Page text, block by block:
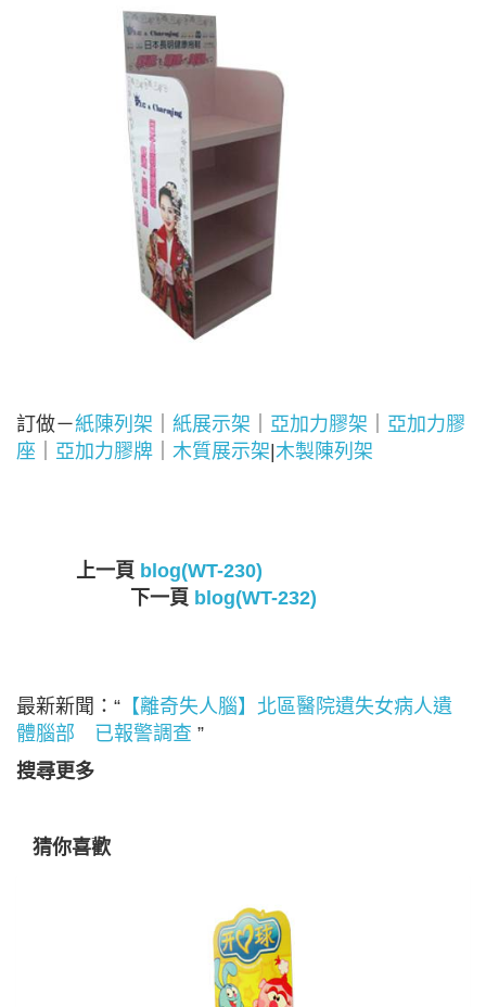
訂做－紙陳列架 紙展示架 亞加力膠架
亞加力膠
座
亞加力膠牌 木質展示架 木製陳列架
上一頁 blog(WT-230)
下一頁 blog(WT-232)
最新新聞：“ 【離奇失人腦】北區醫院遺失女病人遺
體腦部 已報警調查 ”
搜尋更多
猜你喜歡